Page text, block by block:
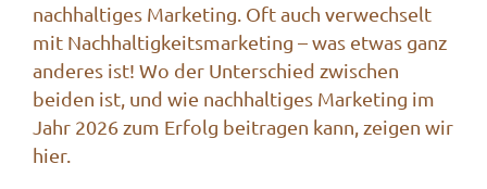
nachhaltiges Marketing. Oft auch verwechselt
mit Nachhaltigkeitsmarketing – was etwas ganz
anderes ist! Wo der Unterschied zwischen
beiden ist, und wie nachhaltiges Marketing im
Jahr 2026 zum Erfolg beitragen kann, zeigen wir
hier.